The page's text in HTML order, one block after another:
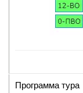
Программа тура